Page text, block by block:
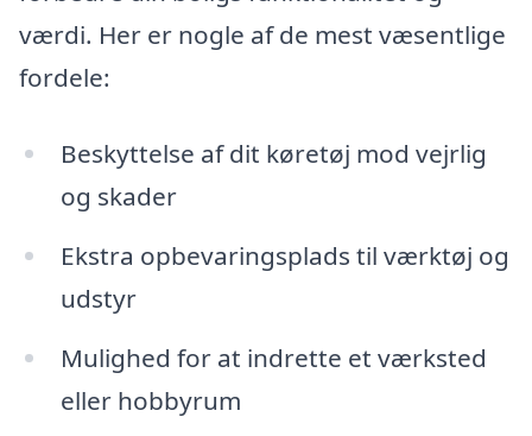
værdi. Her er nogle af de mest væsentlige
fordele:
Beskyttelse af dit køretøj mod vejrlig
og skader
Ekstra opbevaringsplads til værktøj og
udstyr
Mulighed for at indrette et værksted
eller hobbyrum